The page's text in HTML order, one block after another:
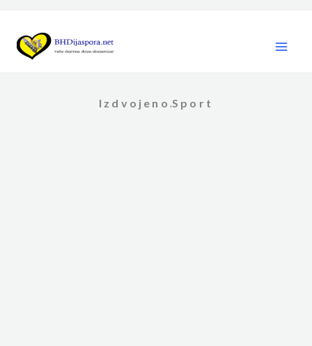
content
Izdvojeno ,Sport